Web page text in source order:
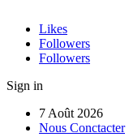
Likes
Followers
Followers
Sign in
7 Août 2026
Nous Conctacter